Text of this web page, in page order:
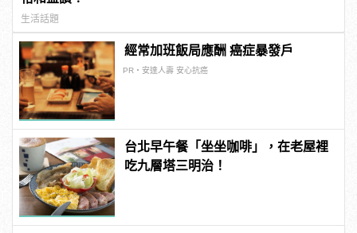
生活話題
經常加班飯局應酬 癌症暴發戶
PR・安達人壽 安心抗癌
台北早午餐「坐坐咖啡」，在老屋裡
吃九層塔三明治！